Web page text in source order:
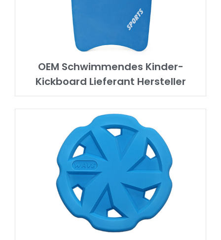
OEM Schwimmendes Kinder-
Kickboard Lieferant Hersteller